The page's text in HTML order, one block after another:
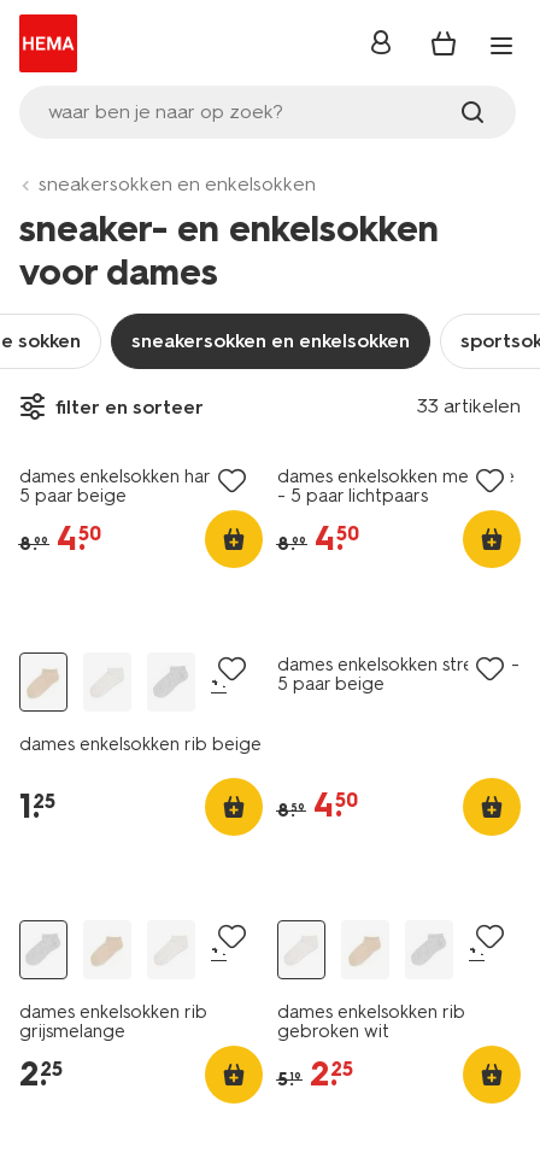
waar ben je naar op zoek?
inloggen
sneakersokken en enkelsokken
sneaker- en enkelsokken
voor dames
sokken sneakersokken en enkelsokken
filter en sorteer 33 artikelen
nu met korting
dames enkelsokken hartjes -
5 paar beige
8.99 4.
50
dames enkelsokken melange
- 5 paar lichtpaars
8.99 4.
50
+1
dames enkelsokken rib beige
1.
25
dames enkelsokken strepen -
5 paar beige
8.59 4.
50
+1
dames enkelsokken rib
grijsmelange
2.
25
+1
dames enkelsokken rib
gebroken wit
5.19 2.
25